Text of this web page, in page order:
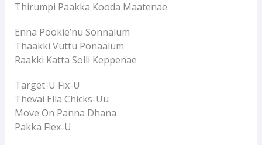
Thirumpi Paakka Kooda Maatenae
Enna Pookie’nu Sonnalum
Thaakki Vuttu Ponaalum
Raakki Katta Solli Keppenae
Target-U Fix-U
Thevai Ella Chicks-Uu
Move On Panna Dhana
Pakka Flex-U